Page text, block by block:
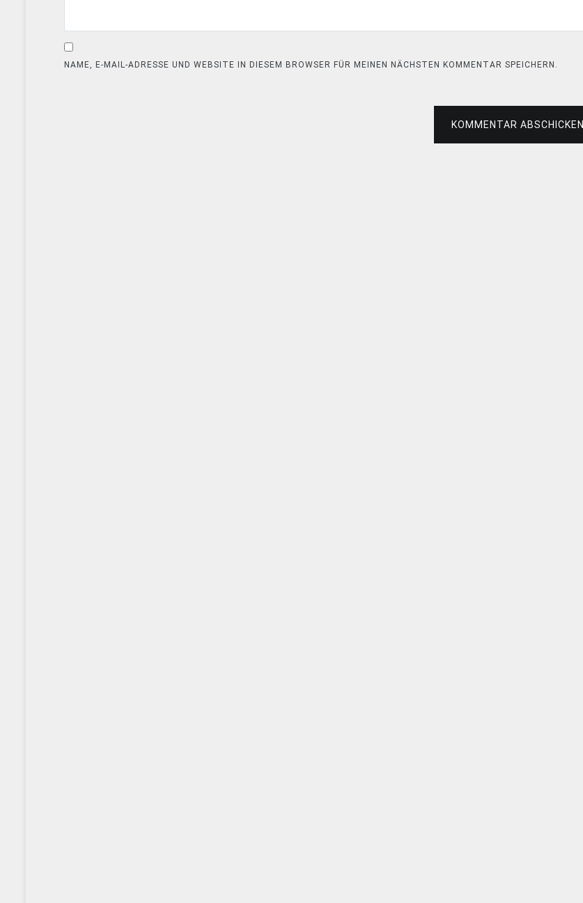
NAME, E-MAIL-ADRESSE UND WEBSITE IN DIESEM BROWSER FÜR MEINEN NÄCHSTEN KOMMENTAR SPEICHERN.
KOMMENTAR ABSCHICKEN